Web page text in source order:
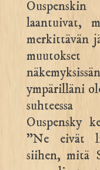
laantuivat,
merkittävän
ympärilläni
suhteessa
Ouspensky
”Ne eivät
siihen, mitä